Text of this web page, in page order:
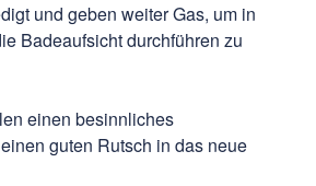
und geben weiter Gas, um in
Badeaufsicht durchführen zu
einen besinnliches
guten Rutsch in das neue